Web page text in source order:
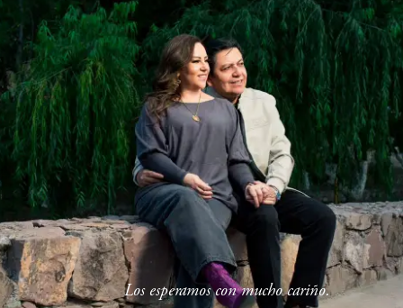
Los esperamos con mucho cariño.